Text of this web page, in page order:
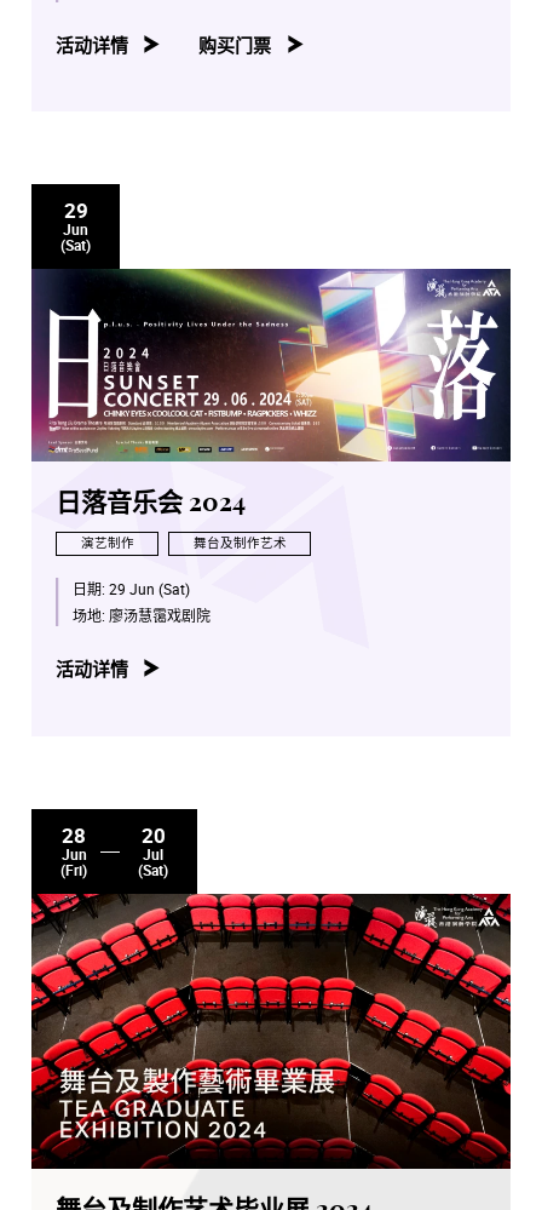
活动详情 购买门票
29
Jun
(Sat)
日落音乐会 2024
演艺制作 舞台及制作艺术
日期: 29 Jun (Sat)
场地: 廖汤慧霭戏剧院
活动详情
28
Jun
(Fri)
20
Jul
(Sat)